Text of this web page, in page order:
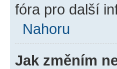
fóra pro další
Nahoru
Jak změním